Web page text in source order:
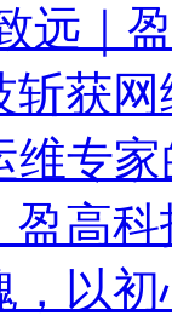
远｜
斩获
维专
盈高
，以